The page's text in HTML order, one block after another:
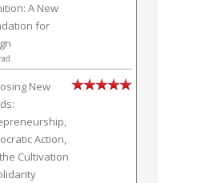
A New
for
New
Action,
Cultivation